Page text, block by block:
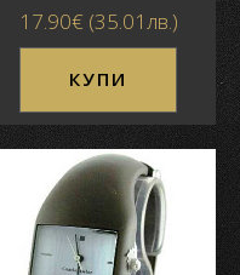
17.90€ (35.01лв.)
КУПИ